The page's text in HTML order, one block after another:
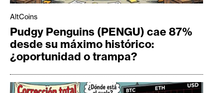
AltCoins
Pudgy Penguins (PENGU) cae 87%
desde su máximo histórico:
¿oportunidad o trampa?